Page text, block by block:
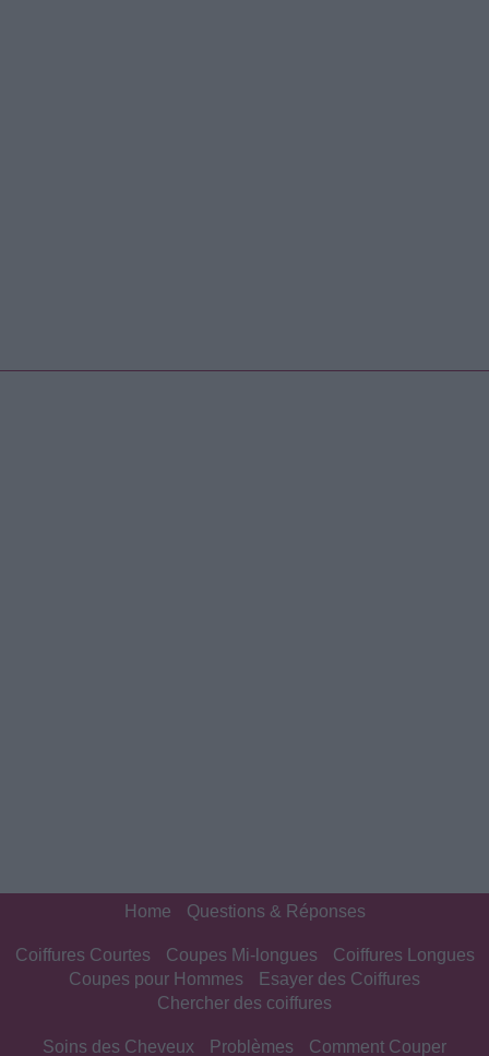
Home Questions & Réponses
Coiffures Courtes Coupes Mi-longues
Coiffures Longues
Coupes pour Hommes
Esayer des Coiffures
Chercher des coiffures
Soins des Cheveux Problèmes Comment Couper